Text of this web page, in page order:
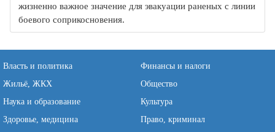
жизненно важное значение для эвакуации раненых с линии
боевого соприкосновения.
Власть и политика
Финансы и налоги
Жильё, ЖКХ
Общество
Наука и образование
Культура
Здоровье, медицина
Право, криминал